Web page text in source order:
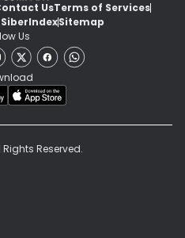
UsTerms of Services
IndexSitemap
Us
Rights Reserved.